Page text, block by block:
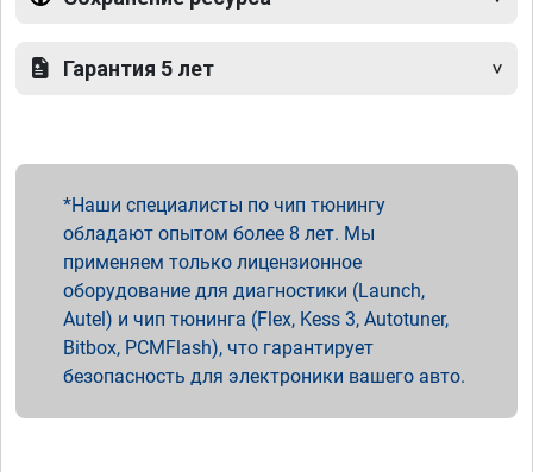
Гарантия 5 лет
Наши специалисты по чип тюнингу
обладают опытом более 8 лет. Мы
применяем только лицензионное
оборудование для диагностики (Launch,
Autel) и чип тюнинга (Flex, Kess 3, Autotuner,
Bitbox, PCMFlash), что гарантирует
безопасность для электроники вашего авто.